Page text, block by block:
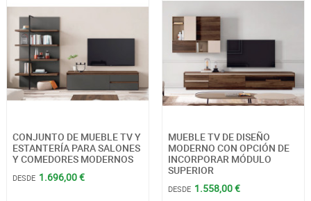
CONJUNTO DE MUEBLE TV Y
ESTANTERÍA PARA SALONES
Y COMEDORES MODERNOS
DESDE 1.696,00 €
MUEBLE TV DE DISEÑO
MODERNO CON OPCIÓN DE
INCORPORAR MÓDULO
SUPERIOR
DESDE 1.558,00 €